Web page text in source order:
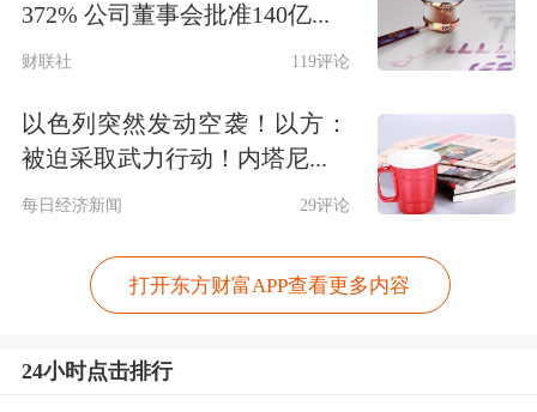
名义GDP回暖是关键
到5%，比部分学者预期略低，但这是
一个谨慎务实的目标。原因有二：一是
题都会转化为经济问题；二是为后续发
先用一到两年解决根本性问题，调整
372% 公司董事会批准140亿...
财联社 119评论
以色列突然发动空袭！以方：
被迫采取武力行动！内塔尼...
每日经济新闻 29评论
打开东方财富APP查看更多内容
24小时点击排行